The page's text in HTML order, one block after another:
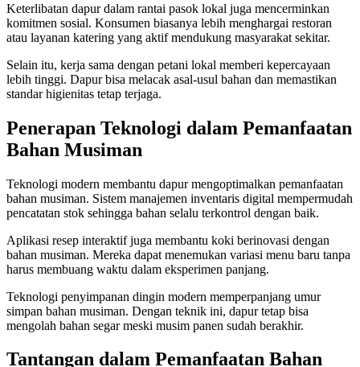
Keterlibatan dapur dalam rantai pasok lokal juga mencerminkan
komitmen sosial. Konsumen biasanya lebih menghargai restoran
atau layanan katering yang aktif mendukung masyarakat sekitar.
Selain itu, kerja sama dengan petani lokal memberi kepercayaan
lebih tinggi. Dapur bisa melacak asal-usul bahan dan memastikan
standar higienitas tetap terjaga.
Penerapan Teknologi dalam Pemanfaatan
Bahan Musiman
Teknologi modern membantu dapur mengoptimalkan pemanfaatan
bahan musiman. Sistem manajemen inventaris digital mempermudah
pencatatan stok sehingga bahan selalu terkontrol dengan baik.
Aplikasi resep interaktif juga membantu koki berinovasi dengan
bahan musiman. Mereka dapat menemukan variasi menu baru tanpa
harus membuang waktu dalam eksperimen panjang.
Teknologi penyimpanan dingin modern memperpanjang umur
simpan bahan musiman. Dengan teknik ini, dapur tetap bisa
mengolah bahan segar meski musim panen sudah berakhir.
Tantangan dalam Pemanfaatan Bahan